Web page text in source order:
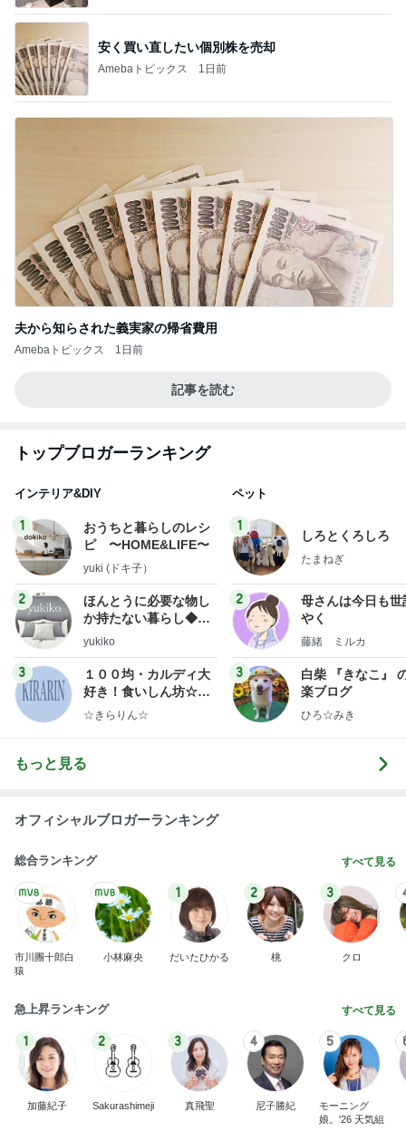
安く買い直したい個別株を売却
Amebaトピックス 1日前
夫から知らされた義実家の帰省費用
Amebaトピックス 1日前
記事を読む
トップブロガーランキング
インテリア&DIY
1
おうちと暮らしのレシ
ピ 〜HOME&LIFE〜
yuki (ドキ子）
2
ほんとうに必要な物し
か持たない暮らし◆Ke
ep Life Simple◆〜イ
yukiko
3
１００均・カルディ大
好き！食いしん坊☆き
らりん☆のブログ
☆きらりん☆
ペット
1
しろとくろしろ
たまねぎ
2
母さんは今日も世
やく
藤緒 ミルカ
3
白柴 『きなこ』
楽ブログ
ひろ☆みき
もっと見る
オフィシャルブロガーランキング
総合ランキング すべて見る
市川團十郎白
猿
小林麻央
1
だいたひかる
2
桃
3
クロ
急上昇ランキング すべて見る
1
加藤紀子
2
Sakurashimeji
3
真飛聖
4
尼子勝紀
5
モーニング
娘。'26 天気組